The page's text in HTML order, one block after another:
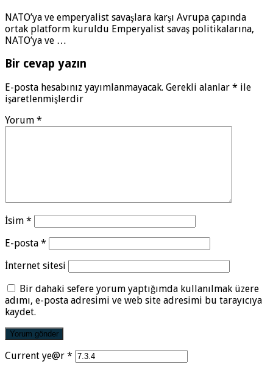
NATO’ya ve emperyalist savaşlara karşı Avrupa çapında
ortak platform kuruldu Emperyalist savaş politikalarına,
NATO’ya ve …
Bir cevap yazın
E-posta hesabınız yayımlanmayacak. Gerekli alanlar * ile
işaretlenmişlerdir
Yorum *
İsim *
E-posta *
İnternet sitesi
Bir dahaki sefere yorum yaptığımda kullanılmak üzere
adımı, e-posta adresimi ve web site adresimi bu tarayıcıya
kaydet.
Current ye@r *